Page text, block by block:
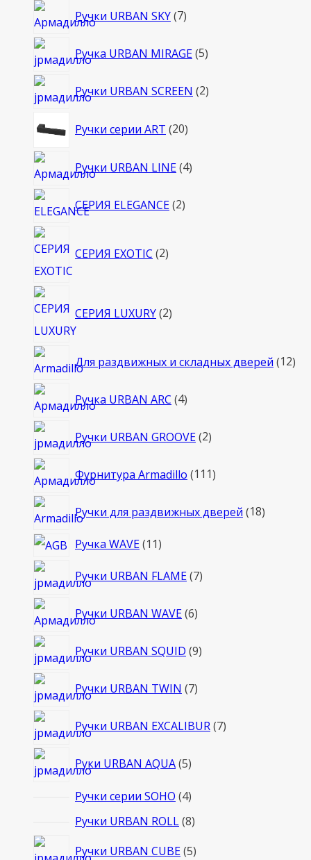
Ручки URBAN SKY 77
Ручка URBAN MIRAGE 55
Ручки URBAN SCREEN 22
Ручки серии ART 2020
Ручки URBAN LINE 44
СЕРИЯ ELEGANCE 22
СЕРИЯ EXOTIC 2товара
СЕРИЯ LUXURY 2товара
Для раздвижных и складных дверей 1212
Ручка URBAN ARC 44
Ручки URBAN GROOVE 22
Фурнитура Armadillo 111111
Ручки для раздвижных дверей 1818
Ручка WAVE 1111
Ручки URBAN FLAME 77
Ручки URBAN WAVE 66
Ручки URBAN SQUID 99
Ручки URBAN TWIN 77
Ручки URBAN EXCALIBUR 77
Руки URBAN AQUA 55
Ручки серии SOHO 44
товара
Ручки URBAN ROLL 88
Ручки URBAN CUBE 55